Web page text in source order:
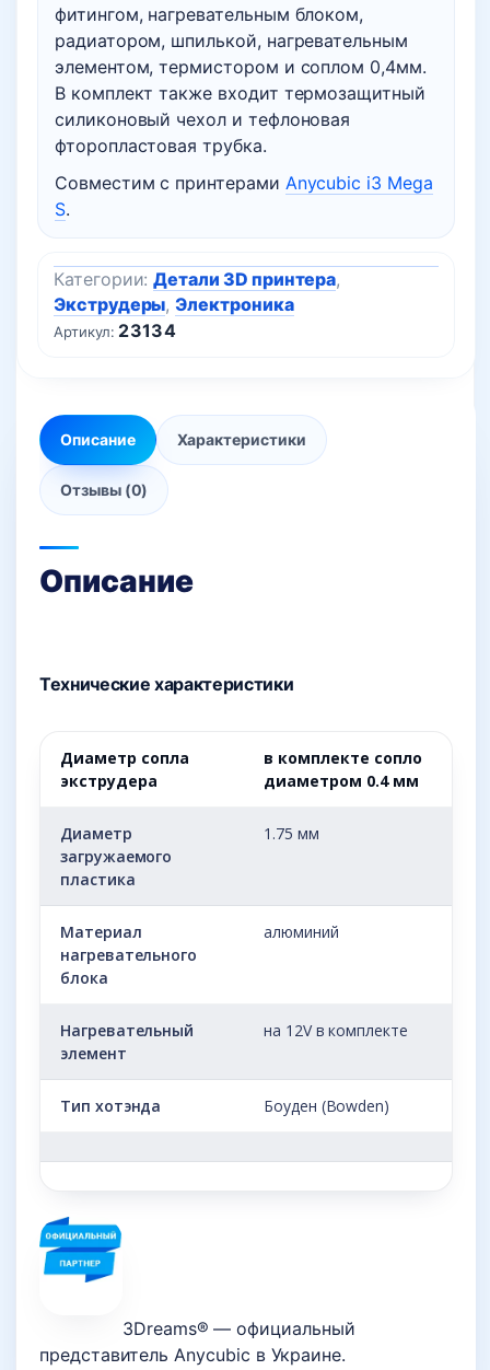
фитингом, нагревательным блоком,
радиатором, шпилькой, нагревательным
элементом, термистором и соплом 0,4мм.
В комплект также входит термозащитный
силиконовый чехол и тефлоновая
фторопластовая трубка.
Совместим с принтерами Anycubic i3 Mega
S.
Артикул: 23134
Категории:Детали 3D принтера,
Экструдеры,Электроника
Описание Характеристики
Отзывы (0)
Описание
Технические характеристики
Диаметр сопла
экструдера
в комплекте сопло
диаметром 0.4 мм
Диаметр
загружаемого
пластика
1.75 мм
Материал
нагревательного
блока
алюминий
Нагревательный
элемент
на 12V в комплекте
Тип хотэнда Боуден (Bowden)
3Dreams® — официальный
представитель Anycubic в Украине.